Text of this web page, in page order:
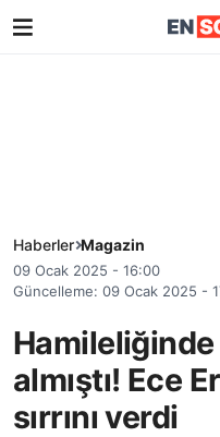
Haberler Magazin
09 Ocak 2025 - 16:00
Güncelleme: 09 Ocak 2025 -
Hamileliğinde
almıştı! Ece
sırrını verdi